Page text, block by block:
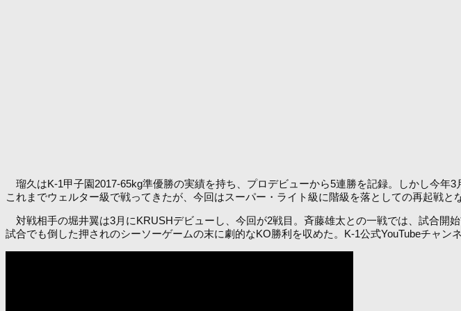
瑠久はK-1甲子園2017-65kg準優勝の実績を持ち、プロデビューから5連勝を記録。しかし今年
これまでウェルター級で戦ってきたが、今回はスーパー・ライト級に階級を落としての再起戦と
対戦相手の堀井翼は3月にKRUSHデビューし、今回が2戦目。斉藤雄太との一戦では、試合開
試合でも倒した押されのシーソーゲームの末に劇的なKO勝利を収めた。K-1公式YouTubeチャ